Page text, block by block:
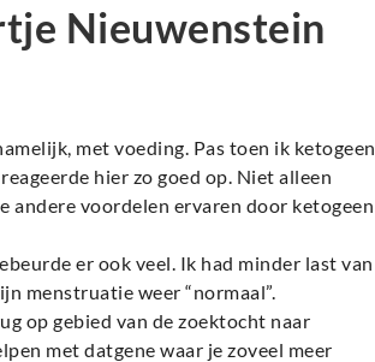
Nieuwenstein
met voeding. Pas toen ik ketogeen
hier zo goed op. Niet alleen
andere voordelen ervaren door ketogeen
er ook veel. Ik had minder last van
menstruatie weer “normaal”.
op gebied van de zoektocht naar
met datgene waar je zoveel meer